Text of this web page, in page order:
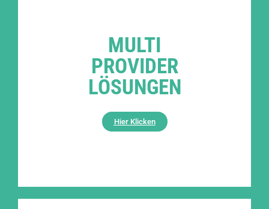
MULTI
PROVIDER
LÖSUNGEN
Hier Klicken